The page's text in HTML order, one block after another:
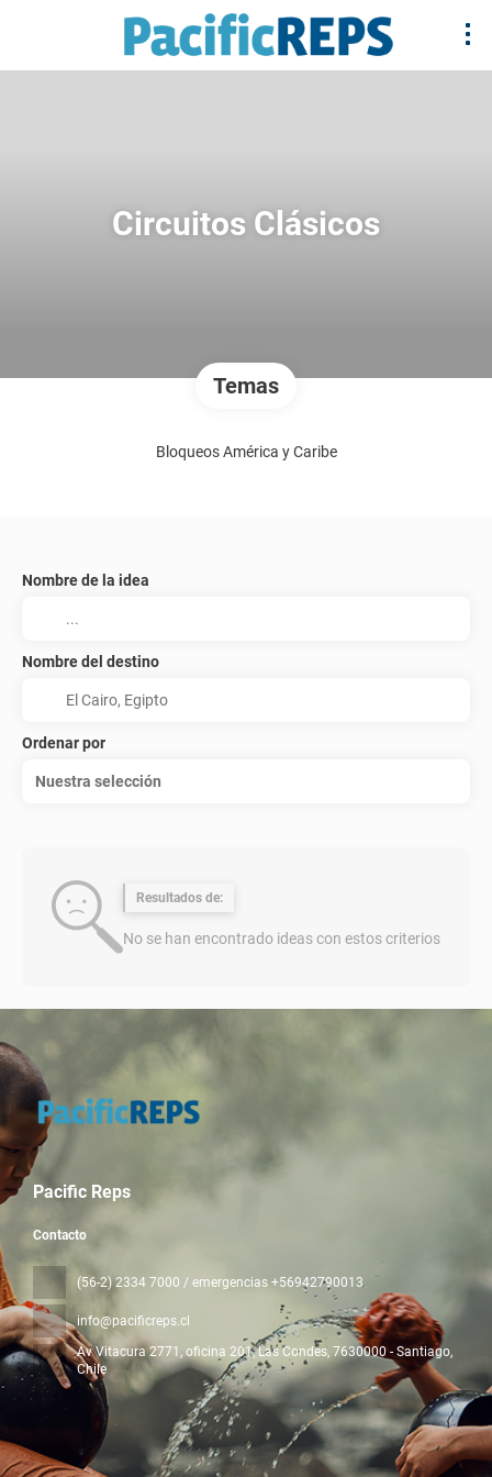
Circuitos Clásicos
Temas
Bloqueos América y Caribe
Nombre de la idea
Nombre del destino
Ordenar por
Nuestra selección
Resultados de:
No se han encontrado ideas con estos criterios
Pacific Reps
Contacto
(56-2) 2334 7000 / emergencias +56942790013
info@pacificreps.cl
Av Vitacura 2771, oficina 201, Las Condes , 7630000 - Santiago,
Chile